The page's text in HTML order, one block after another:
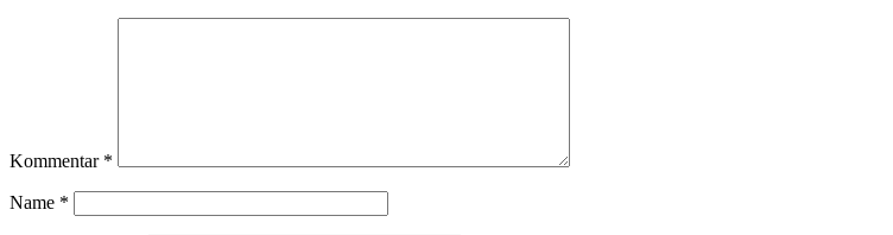
Kommentar *
Name *